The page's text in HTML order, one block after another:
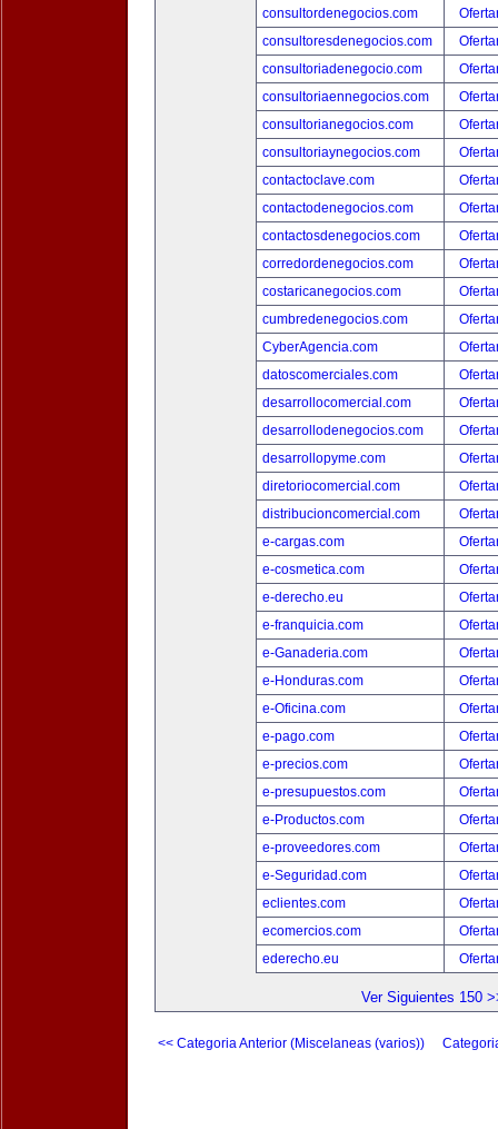
consultordenegocios.com
consultoresdenegocios.com
consultoriadenegocio.com
consultoriaennegocios.com
consultorianegocios.com
consultoriaynegocios.com
contactoclave.com
contactodenegocios.com
contactosdenegocios.com
corredordenegocios.com
costaricanegocios.com
cumbredenegocios.com
CyberAgencia.com
datoscomerciales.com
desarrollocomercial.com
desarrollodenegocios.com
desarrollopyme.com
diretoriocomercial.com
distribucioncomercial.com
e-cargas.com
e-cosmetica.com
e-derecho.eu
e-franquicia.com
e-Ganaderia.com
e-Honduras.com
e-Oficina.com
e-pago.com
e-precios.com
e-presupuestos.com
e-Productos.com
e-proveedores.com
e-Seguridad.com
eclientes.com
ecomercios.com
ederecho.eu
Ver Siguientes 150
<< Categoria Anterior (Miscelaneas (varios))